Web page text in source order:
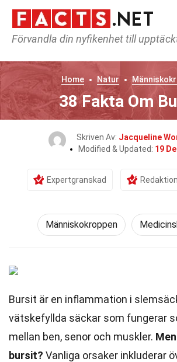
Förvandla din nyfikenhet till
Home Natur
38 Fakta Om
Skriven Av: Jacqueline
Modified & Updated: 19
Expertgranskad
Människokroppen
Bursit är en inflammation i
vätskefyllda säckar som fungerar
mellan ben, senor och muskler.
bursit? Vanliga orsaker inkluderar